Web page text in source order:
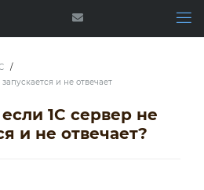
/
и не отвечает
1С сервер не
и не отвечает?